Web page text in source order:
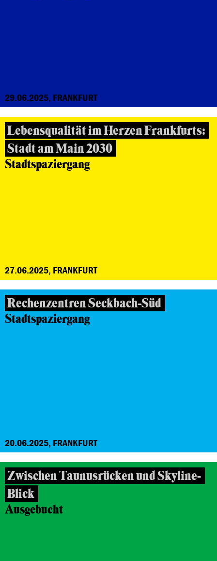
29.06.2025, FRANKFURT
Lebensqualität im Herzen Frankfurts:
Stadt am Main 2030
Stadtspaziergang
27.06.2025, FRANKFURT
Rechenzentren Seckbach-Süd
Stadtspaziergang
20.06.2025, FRANKFURT
Zwischen Taunusrücken und Skyline-
Blick
Ausgebucht